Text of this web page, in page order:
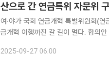
산으로 간 연금특위 자문위
여·야가 국회 연금개혁 특별위원회(
금개혁 이행까진 갈 길이 멀다. 합의안 도출이
천인을 동수로 구성하고, 여기에 비교
2025-09-27 06:00